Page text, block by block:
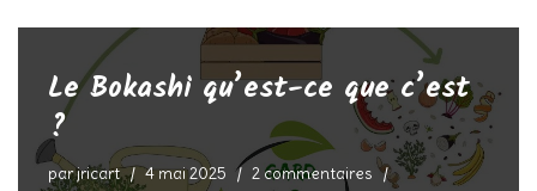
Le Bokashi qu’est-ce que c’est
?
parjricart 4 mai 2025
2 commentaires